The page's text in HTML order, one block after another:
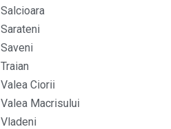
Salcioara
Sarateni
Saveni
Traian
Valea Ciorii
Valea Macrisului
Vladeni